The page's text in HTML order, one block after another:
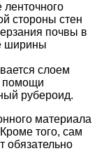
ленточного
стороны стен
почвы в
ширины
слоем
помощи
рубероид.
материала
того, сам
обязательно